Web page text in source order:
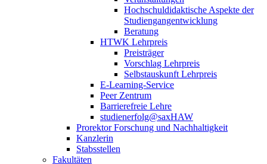
Hochschuldidaktische Aspekte der
Studiengangentwicklung
Beratung
HTWK Lehrpreis
Preisträger
Vorschlag Lehrpreis
Selbstauskunft Lehrpreis
E-Learning-Service
Peer Zentrum
Barrierefreie Lehre
studienerfolg@saxHAW
Prorektor Forschung und Nachhaltigkeit
Kanzlerin
Stabsstellen
Fakultäten